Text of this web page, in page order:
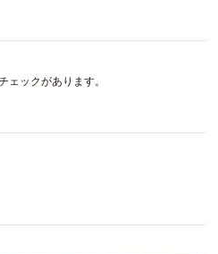
ェックがあります。